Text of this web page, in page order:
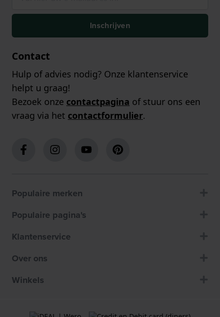
Inschrijven
Contact
Hulp of advies nodig? Onze klantenservice
helpt u graag!
Bezoek onze contactpagina of stuur ons een
vraag via het contactformulier.
Populaire merken
Populaire pagina's
Klantenservice
Over ons
Winkels